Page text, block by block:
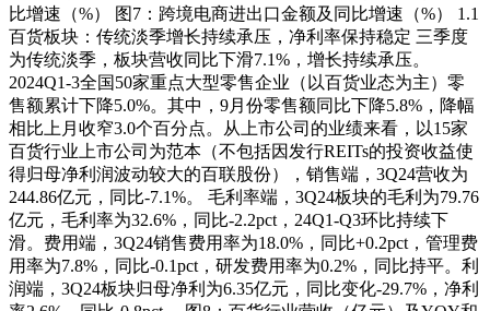
比增速（%） 图7：跨境电商进出口金额及同比增速（%） 1.1
百货板块：传统淡季增长持续承压，净利率保持稳定 三季度
为传统淡季，板块营收同比下滑7.1%，增长持续承压。
2024Q1-3全国50家重点大型零售企业（以百货业态为主）零
售额累计下降5.0%。其中，9月份零售额同比下降5.8%，降幅
相比上月收窄3.0个百分点。从上市公司的业绩来看，以15家
百货行业上市公司为范本（不包括因发行REITs的投资收益使
得归母净利润波动较大的百联股份），销售端，3Q24营收为
244.86亿元，同比-7.1%。 毛利率端，3Q24板块的毛利为79.76
亿元，毛利率为32.6%，同比-2.2pct，24Q1-Q3环比持续下
滑。费用端，3Q24销售费用率为18.0%，同比+0.2pct，管理费
用率为7.8%，同比-0.1pct，研发费用率为0.2%，同比持平。利
润端，3Q24板块归母净利为6.35亿元，同比变化-29.7%，净利